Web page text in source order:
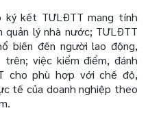
ký kết TƯLĐTT mang tính
lý nhà nước; TƯLĐTT
biến đến người lao động,
việc kiểm điểm, đánh
cho phù hợp với chế độ,
tế của doanh nghiệp theo